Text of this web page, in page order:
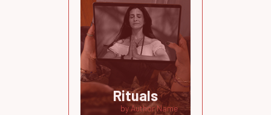
Rituals
by Author Name